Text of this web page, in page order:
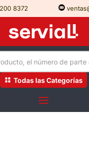
8372
Todas las Categorías